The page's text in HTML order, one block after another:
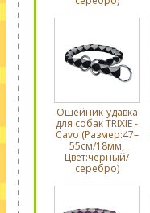
Ошейник-удавка
для собак TRIXIE -
Cavo (Размер:47–
55см/18мм,
Цвет:чёрный/
серебро)